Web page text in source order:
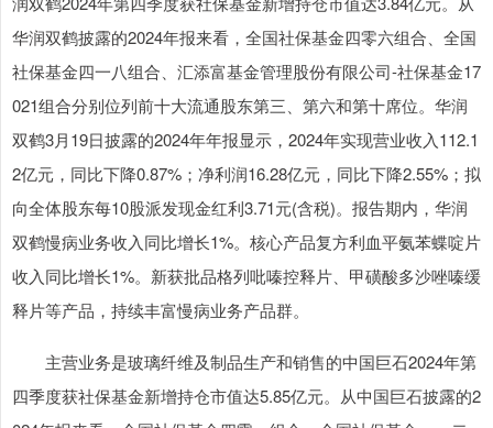
华润双鹤披露的2024年报来看，全国社保基金四零六组合、全国
社保基金四一八组合、汇添富基金管理股份有限公司-社保基金17
021组合分别位列前十大流通股东第三、第六和第十席位。华润
双鹤3月19日披露的2024年年报显示，2024年实现营业收入112.1
2亿元，同比下降0.87%；净利润16.28亿元，同比下降2.55%；拟
向全体股东每10股派发现金红利3.71元(含税)。报告期内，华润
双鹤慢病业务收入同比增长1%。核心产品复方利血平氨苯蝶啶片
收入同比增长1%。新获批品格列吡嗪控释片、甲磺酸多沙唑嗪缓
释片等产品，持续丰富慢病业务产品群。
主营业务是玻璃纤维及制品生产和销售的中国巨石2024年第
四季度获社保基金新增持仓市值达5.85亿元。从中国巨石披露的2